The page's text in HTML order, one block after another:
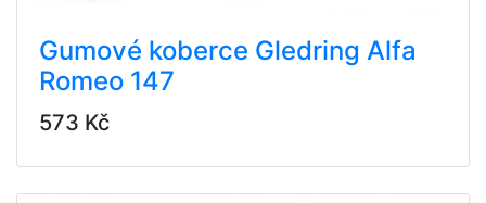
Gumové koberce Gledring Alfa
Romeo 147
573 Kč